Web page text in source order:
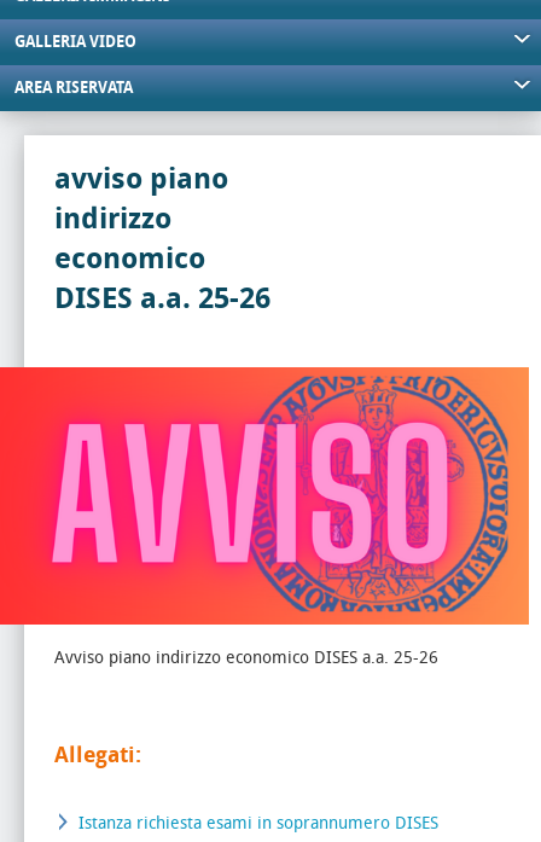
GALLERIA VIDEO
AREA RISERVATA
avviso piano
indirizzo
economico
DISES a.a. 25-26
Avviso piano indirizzo economico DISES a.a. 25-26
Allegati:
Istanza richiesta esami in soprannumero DISES